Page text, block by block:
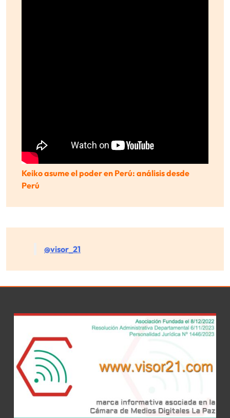
Keiko asume el poder en Perú: análisis desde
Perú
@visor_21